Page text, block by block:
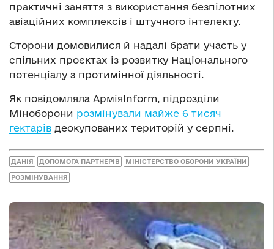
практичні заняття з використання безпілотних
авіаційних комплексів і штучного інтелекту.
Сторони домовилися й надалі брати участь у
спільних проєктах із розвитку Національного
потенціалу з протимінної діяльності.
Як повідомляла АрміяInform, підрозділи
Міноборони розмінували майже 6 тисяч
гектарів деокупованих територій у серпні.
ДАНІЯ ДОПОМОГА ПАРТНЕРІВ МІНІСТЕРСТВО ОБОРОНИ УКРАЇНИ
РОЗМІНУВАННЯ